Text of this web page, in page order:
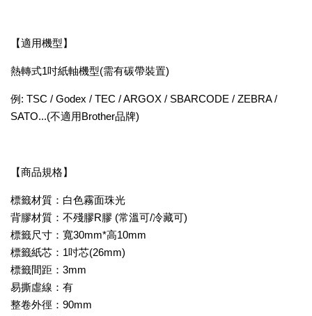
【適用機型】
熱轉式1吋紙軸機型(需有碳帶裝置)
例: TSC / Godex / TEC / ARGOX / SBARCODE / ZEBRA /
SATO...(不適用Brother品牌)
【商品規格】
標籤材質：白色霧面珠光
背膠材質：不殘膠R膠 (常溫可/冷藏可)
標籤尺寸：寬30mm*高10mm
標籤紙芯：1吋芯(26mm)
標籤間距：3mm
易撕虛線：有
整卷外徑：90mm